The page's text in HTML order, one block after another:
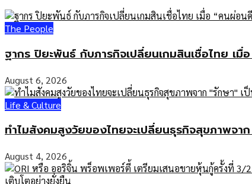
The People
ฐากร ปิยะพันธ์ กับภารกิจเปลี่ยนเกมสินเชื่อไทย เ
August 6, 2026
Life & Culture
ทำไมสังคมสูงวัยของไทยจะเปลี่ยนธุรกิจสุขภาพจา
August 4, 2026